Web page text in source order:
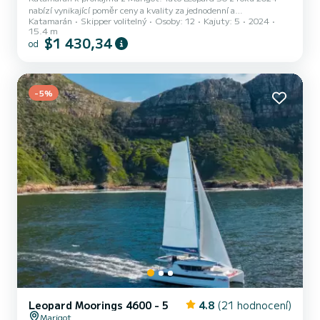
nabízí vynikající poměr ceny a kvality za jednodenní a
několikatýdenní plavby. Počet komfortních kajut: 5 a počet osob na
lodi: 12. S celkovou délkou15 m a výkonem HP bude tato loď vaším
nejlepším společníkem na nezapomenutelné dovolené v okolí
zahrnuje nás...
Katamarán Skipper volitelný Osoby: 12 Kajuty: 5
2024
15.4 m
od $1 430,34
-5%
Leopard Moorings 4600 - 5 4.8 (21 hodnocení)
Marigot